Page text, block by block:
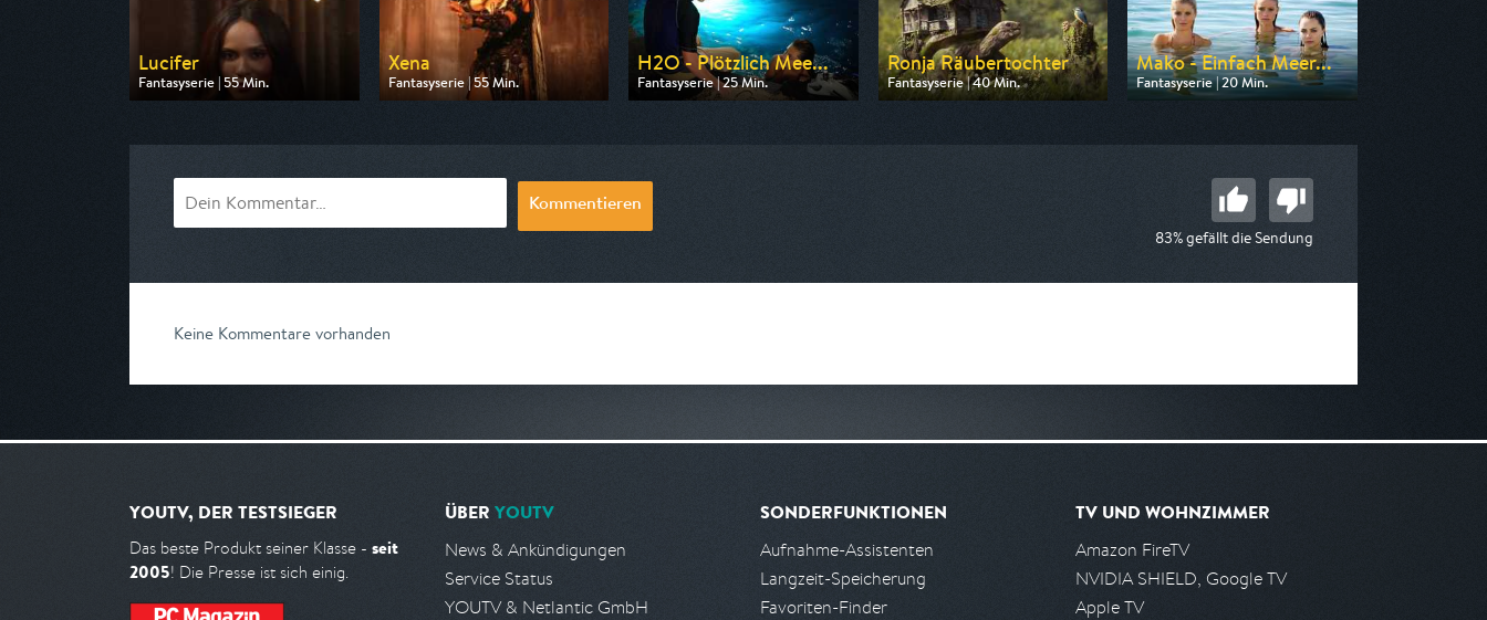
Lucifer
Fantasyserie | 55 Min.
Ausgestrahlt von Super RTL
Xena
Fantasyserie | 55 Min.
Ausgestrahlt von Tele 5
H2O - Plötzlich Mee...
Fantasyserie | 25 Min.
Ausgestrahlt von ZDF neo
Ronja Räubertochter
Fantasyserie | 40 Min.
Ausgestrahlt von MDR
Mako - Einfach Meer...
Fantasyserie | 20 Min.
Ausgestrahlt von ZDF neo
Kommentieren
83% gefällt die Sendung
Keine Kommentare vorhanden
YOUTV, DER TESTSIEGER
Das beste Produkt seiner Klasse - seit
2005! Die Presse ist sich einig.
ÜBER YOUTV
News & Ankündigungen
Service Status
YOUTV & Netlantic GmbH
SONDERFUNKTIONEN
Aufnahme-Assistenten
Langzeit-Speicherung
Favoriten-Finder
TV UND WOHNZIMMER
Amazon FireTV
NVIDIA SHIELD, Google TV
Apple TV